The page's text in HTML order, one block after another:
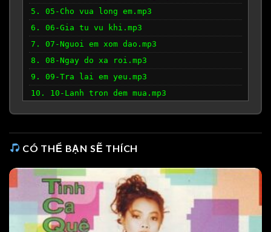
5. 05-Cho vua long em.mp3
6. 06-Gia tu vu khi.mp3
7. 07-Nguoi em xom dao.mp3
8. 08-Ngay do xa roi.mp3
9. 09-Tra lai em yeu.mp3
10. 10-Lanh tron dem mua.mp3
CÓ THỂ BẠN SẼ THÍCH